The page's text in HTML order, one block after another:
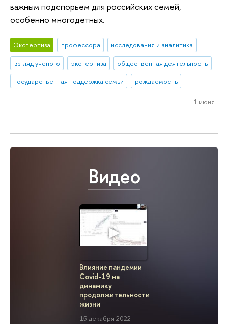
важным подспорьем для российских семей,
особенно многодетных.
Экспертиза профессора
исследования и аналитика
взгляд ученого
экспертиза
общественная деятельность
государственная поддержка семьи
рождаемость
1 июня
Видео
Влияние пандемии
Covid-19 на
динамику
продолжительности
жизни
15 декабря 2022